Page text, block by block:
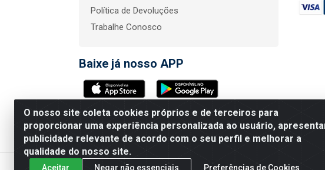
O nosso site coleta cookies próprios e de terceiros para
proporcionar uma experiência personalizada ao usuário,
publicidade relevante de acordo com o seu perfil e melhorar a
qualidade do nosso site.
Aceitar Negar não essenciais Preferências de Cookies
Política de Devoluções
Trabalhe Conosco
Baixe já nosso APP
KarneKeijo Logistica Integrada LTDA -